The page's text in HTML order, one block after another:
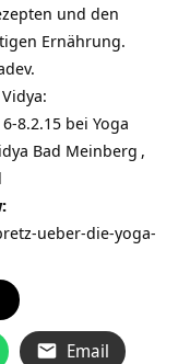
und den
Ernährung.
8.2.15 bei Yoga
Bad Meinberg ,
ueber-die-yoga-
Email